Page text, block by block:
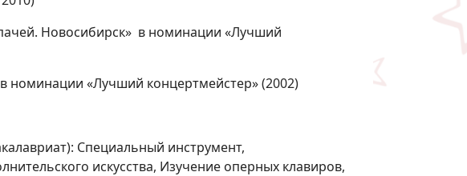
Новосибирск» в номинации «Лучший
номинации «Лучший концертмейстер» (2002)
Специальный инструмент,
искусства, Изучение оперных клавиров,